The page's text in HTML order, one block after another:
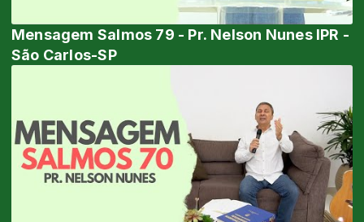
Mensagem Salmos 79 - Pr. Nelson Nunes IPR -
São Carlos-SP